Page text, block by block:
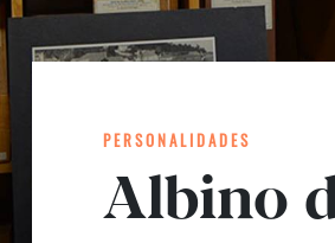
PERSONALIDADES
Albino